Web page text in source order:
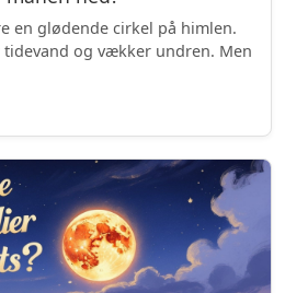
en glødende cirkel på himlen.
og vækker undren. Men